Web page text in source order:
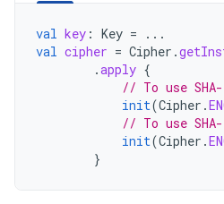
val key : Key =
...
val cipher = Cipher .
.apply {
// To use
init(Cipher .
// To use
init(Cipher .
}